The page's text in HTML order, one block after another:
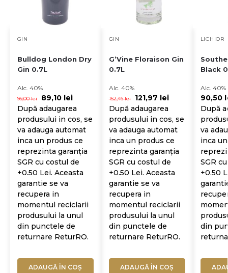
GIN
Bulldog London Dry
Gin 0.7L
Alc. 40%
99,00lei 89,10 lei
După adaugarea
produsului in cos, se
va adauga automat
inca un produs ce
reprezinta garanția
SGR cu costul de
+0.50 Lei. Aceasta
garantie se va
recupera in
momentul reciclarii
produsului la unul
din punctele de
returnare ReturRO.
ADAUGĂ ÎN COȘ
GIN
G’Vine Floraison Gin
0.7L
Alc. 40%
152,46lei 121,97 lei
După adaugarea
produsului in cos, se
va adauga automat
inca un produs ce
reprezinta garanția
SGR cu costul de
+0.50 Lei. Aceasta
garantie se va
recupera in
momentul reciclarii
produsului la unul
din punctele de
returnare ReturRO.
ADAUGĂ ÎN COȘ
LICHIOR
Black
Alc. 40%
90,50
După
va
inca
SGR
+0.50
din